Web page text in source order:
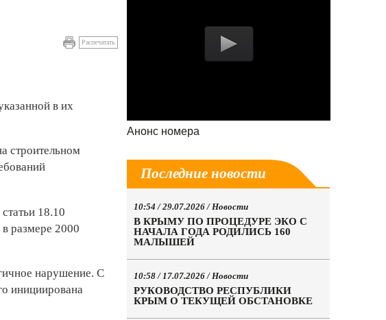
Распечатать
в их
строительном
18.10
размере 2000
нарушение. С
инициирована
Анонс номера
Последние новости
10:54 / 29.07.2026 /Новости
В КРЫМУ ПО ПРОЦЕДУРЕ ЭКО С
НАЧАЛА ГОДА РОДИЛИСЬ 160
МАЛЫШЕЙ
10:58 / 17.07.2026 /Новости
РУКОВОДСТВО РЕСПУБЛИКИ
КРЫМ О ТЕКУЩЕЙ ОБСТАНОВКЕ